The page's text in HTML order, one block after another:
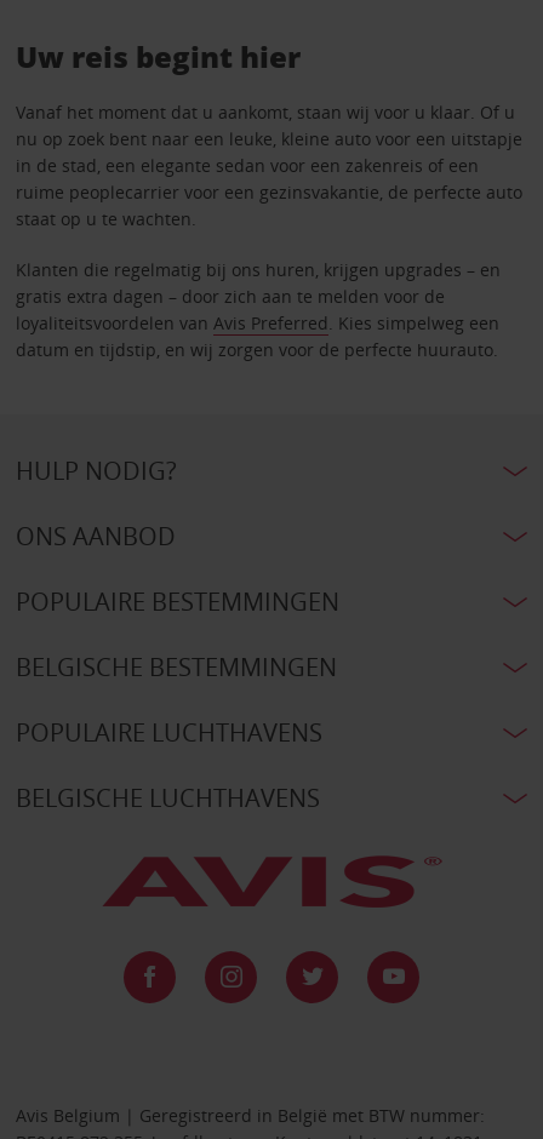
Uw reis begint hier
Vanaf het moment dat u aankomt, staan wij voor u klaar. Of u
nu op zoek bent naar een leuke, kleine auto voor een uitstapje
in de stad, een elegante sedan voor een zakenreis of een
ruime peoplecarrier voor een gezinsvakantie, de perfecte auto
staat op u te wachten.
Klanten die regelmatig bij ons huren, krijgen upgrades – en
gratis extra dagen – door zich aan te melden voor de
loyaliteitsvoordelen van Avis Preferred. Kies simpelweg een
datum en tijdstip, en wij zorgen voor de perfecte huurauto.
HULP NODIG?
ONS AANBOD
POPULAIRE BESTEMMINGEN
BELGISCHE BESTEMMINGEN
POPULAIRE LUCHTHAVENS
BELGISCHE LUCHTHAVENS
Avis Belgium | Geregistreerd in België met BTW nummer: